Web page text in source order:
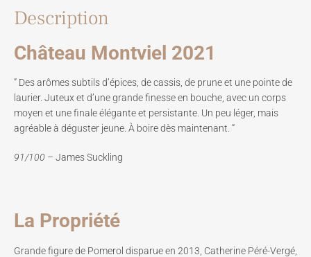
Description
Château Montviel 2021
” Des arômes subtils d’épices, de cassis, de prune et une pointe de
laurier. Juteux et d’une grande finesse en bouche, avec un corps
moyen et une finale élégante et persistante. Un peu léger, mais
agréable à déguster jeune. À boire dès maintenant. “
91/100 – James Suckling
La Propriété
Grande figure de Pomerol disparue en 2013, Catherine Péré-Vergé,